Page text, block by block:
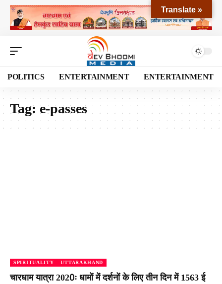
POLITICS ENTERTAINMENT ENTERTAINMENT
Tag: e-passes
SPIRITUALITY UTTARAKHAND
चारधाम यात्रा 2020ः धामों में दर्शनों के लिए तीन दिन में 1563 ई
Translate »